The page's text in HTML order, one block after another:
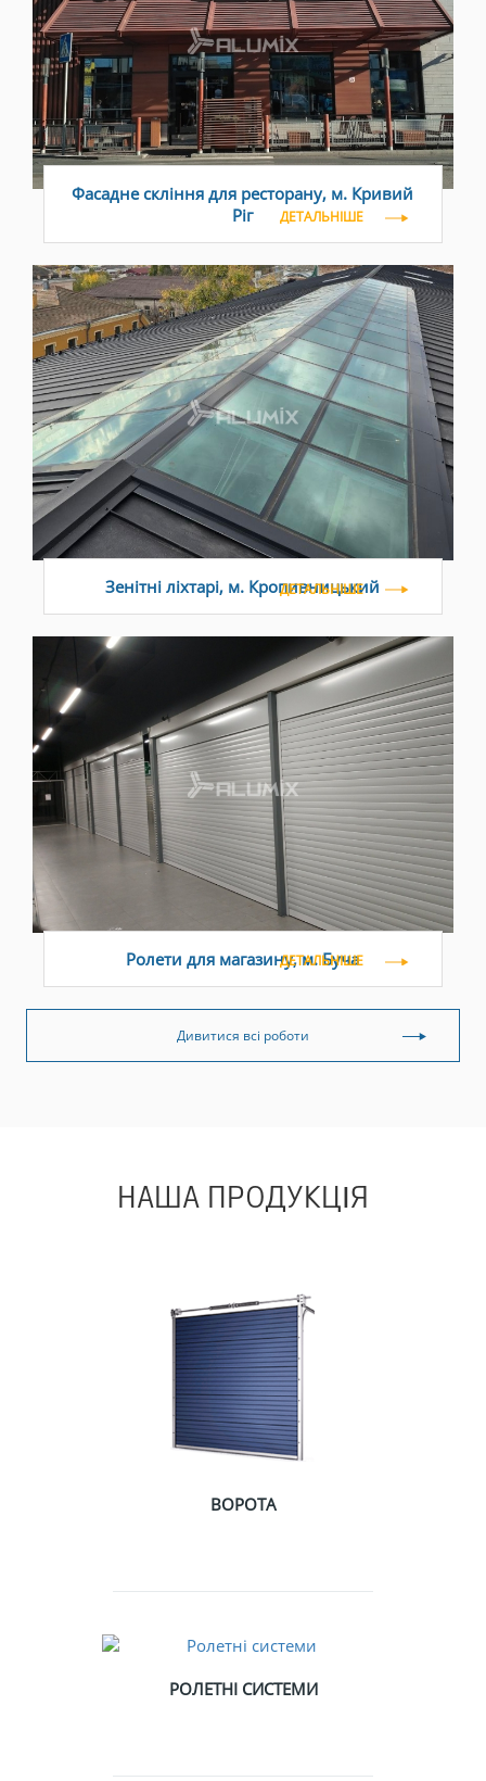
Фасадне скління для ресторану, м. Кривий
Ріг
ДЕТАЛЬНІШЕ
Зенітні ліхтарі, м. Кропивницький
ДЕТАЛЬНІШЕ
Ролети для магазину, м. Буча
ДЕТАЛЬНІШЕ
Дивитися всі роботи
НАША ПРОДУКЦІЯ
ВОРОТА
РОЛЕТНІ СИСТЕМИ